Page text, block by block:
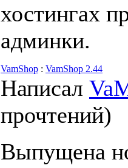
хостингах
админки.
VamShop : VamShop 2.44
Написал
прочтений)
Выпущена